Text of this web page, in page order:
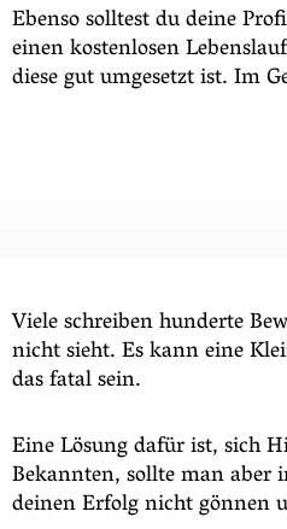
Ebenso solltest du deine
einen kostenlosen
diese gut umgesetzt ist. Im
Viele schreiben hunderte
nicht sieht. Es kann eine
das fatal sein.
Eine Lösung dafür ist, sich
Bekannten, sollte man aber
deinen Erfolg nicht gönnen